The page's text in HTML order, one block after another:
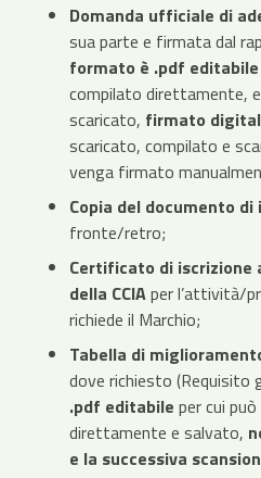
Domanda ufficiale di
sua parte e firmata dal
formato è .pdf editabile
compilato direttamente,
scaricato, firmato
scaricato, compilato e
venga firmato
Copia del documento
fronte/retro;
Certificato di iscrizione
della CCIAper l’attività/
richiede il Marchio;
Tabella di
dove richiesto (Requisito
.pdf editabile per cui
direttamente e salvato,
e la successiva